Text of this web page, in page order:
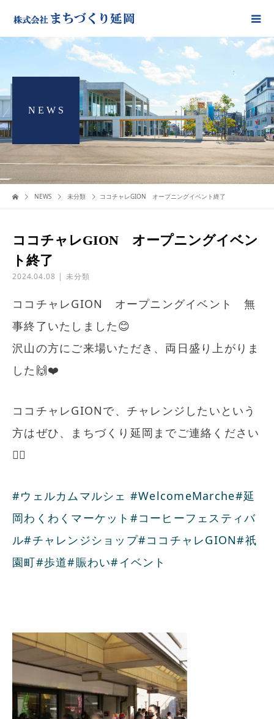
N E W S
NEWS 未分類 ココチャレGION オープニングイベント終了
ココチャレGION オープニングイベン
ト終了
2024.04.08 未分類
ココチャレGION オープニングイベント 無
事終了いたしました😊
沢山の方にご来場いただき、両日盛り上がりま
した🙌❤️
ココチャレGIONで、チャレンジしたいという
方はぜひ、まちづくり延岡までご連絡ください
💁‍♀️
#ウェルカムマルシェ #WelcomeMarche#延
岡わくわくマーケット #コーヒーフェスティバ
ル#チャレンジショップ#ココチャレGION#祇
園町#歩道#賑わい#イベント